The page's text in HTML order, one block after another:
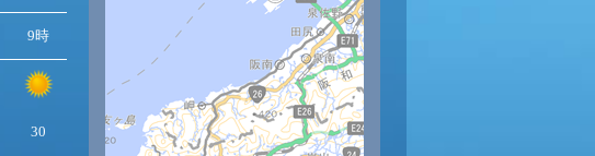
9時 14時
30 32 33 33 33